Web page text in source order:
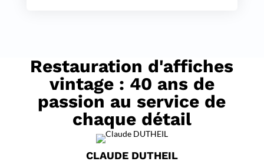
Restauration d'affiches
vintage : 40 ans de
passion au service de
chaque détail
CLAUDE DUTHEIL